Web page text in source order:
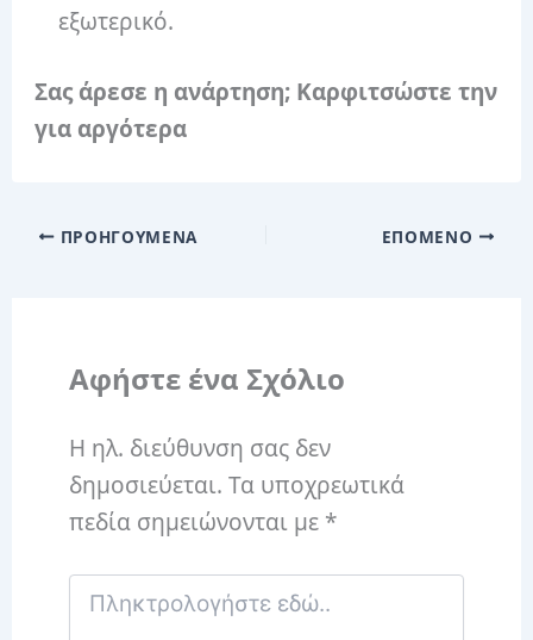
εξωτερικό.
Σας άρεσε η ανάρτηση; Καρφιτσώστε την
για αργότερα
ΠΡΟΗΓΟΎΜΕΝΑ ΕΠΌΜΕΝΟ
Αφήστε ένα Σχόλιο
Η ηλ. διεύθυνση σας δεν
δημοσιεύεται. Τα υποχρεωτικά
πεδία σημειώνονται με *
Πληκτρολογήστε
εδώ..